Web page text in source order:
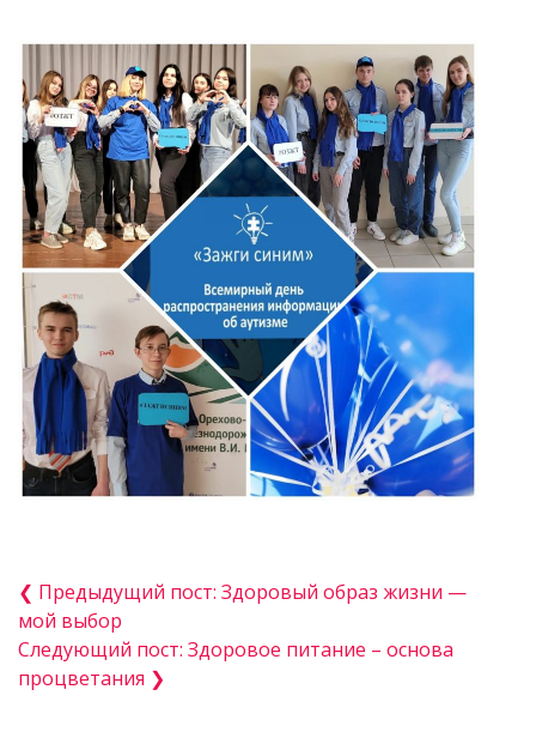
❮ Предыдущий пост: Здоровый образ жизни —
мой выбор
Следующий пост: Здоровое питание – основа
процветания ❯